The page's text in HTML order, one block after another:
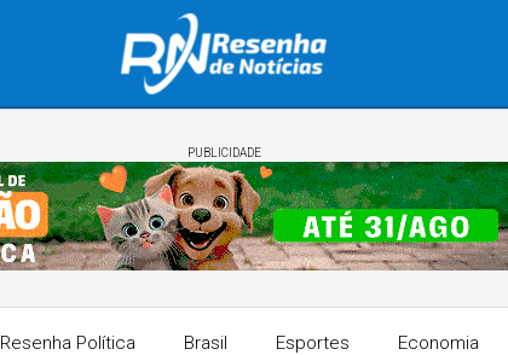
PUBLICIDADE
Resenha Política Brasil Esportes Economia